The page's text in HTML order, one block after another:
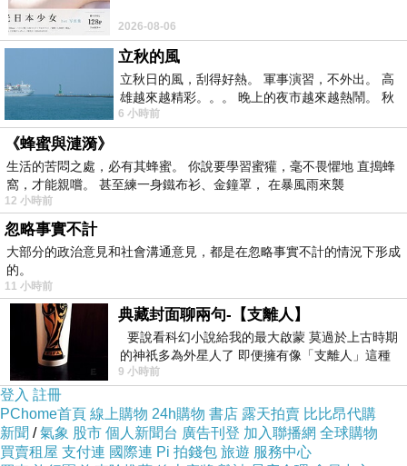
天婦羅
2011-11-27 09:55:09
我以為新聞台有新增是遊記
結果不是
所有的不愉快都會讓你變得更堅強
臉用冰棒敷一敷繼續衝!
加油!
2026-08-06
立秋的風
立秋日的風，刮得好熱。 軍事演習，不外出。 高
雄越來越精彩。。。 晚上的夜市越來越熱鬧。 秋
天的風刮得很熱 夜遊消暑熱。。。
6 小時前
《蜂蜜與漣漪》
生活的苦悶之處，必有其蜂蜜。 你說要學習蜜獾，毫不畏懼地 直搗蜂
窩，才能親嚐。 甚至練一身鐵布衫、金鐘罩， 在暴風雨來襲
12 小時前
忽略事實不計
大部分的政治意見和社會溝通意見，都是在忽略事實不計的情況下形成
的。
11 小時前
典藏封面聊兩句-【支離人】
要說看科幻小說給我的最大啟蒙 莫過於上古時期
的神祇多為外星人了 即便擁有像「支離人」這種
驚世駭俗的神通法門 也未必讀
9 小時前
登入 註冊
PChome首頁 線上購物 24h購物 書店 露天拍賣 比比昂代購
新聞 /氣象 股市 個人新聞台 廣告刊登 加入聯播網 全球購物
買賣租屋 支付連 國際連 Pi 拍錢包 旅遊 服務中心